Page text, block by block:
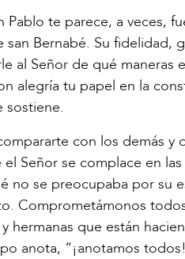
Pablo te parece, a veces,
Bernabé. Su fidelidad,
al Señor de qué maneras
alegría tu papel en la
sostiene.
con los demás y
Señor se complace en
no se preocupaba por su
Comprometámonos
hermanas que están
anota, “¡anotamos